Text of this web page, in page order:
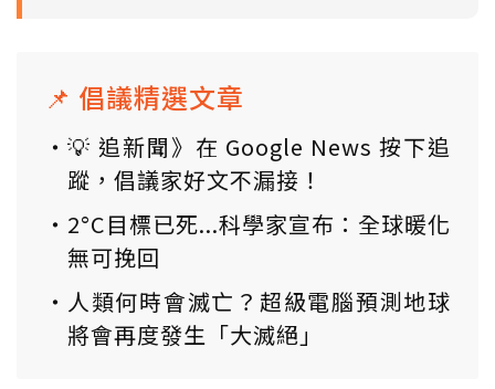
📌 倡議精選文章
💡 追新聞》在 Google News 按下追
蹤，倡議家好文不漏接！
2°C目標已死...科學家宣布：全球暖化
無可挽回
人類何時會滅亡？超級電腦預測地球
將會再度發生「大滅絕」